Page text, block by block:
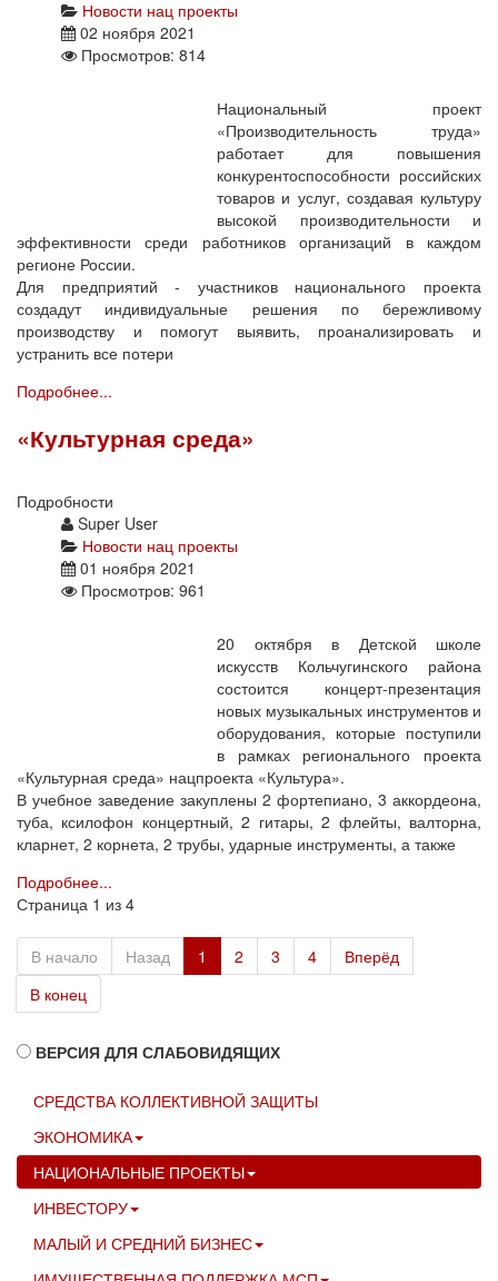
Новости нац проекты
02 ноября 2021
Просмотров: 814
Национальный проект
«Производительность труда»
работает для повышения
конкурентоспособности российских
товаров и услуг, создавая культуру
высокой производительности и
эффективности среди работников организаций в каждом
регионе России.
Для предприятий - участников национального проекта
создадут индивидуальные решения по бережливому
производству и помогут выявить, проанализировать и
устранить все потери
Подробнее...
«Культурная среда»
Подробности
Super User
Новости нац проекты
01 ноября 2021
Просмотров: 961
20 октября в Детской школе
искусств Кольчугинского района
состоится концерт-презентация
новых музыкальных инструментов и
оборудования, которые поступили
в рамках регионального проекта
«Культурная среда» нацпроекта «Культура».
В учебное заведение закуплены 2 фортепиано, 3 аккордеона,
туба, ксилофон концертный, 2 гитары, 2 флейты, валторна,
кларнет, 2 корнета, 2 трубы, ударные инструменты, а также
Подробнее...
Страница 1 из 4
В начало Назад 1 2 3 4
Вперёд
В конец
ВЕРСИЯ ДЛЯ СЛАБОВИДЯЩИХ
СРЕДСТВА КОЛЛЕКТИВНОЙ ЗАЩИТЫ
ЭКОНОМИКА
НАЦИОНАЛЬНЫЕ ПРОЕКТЫ
ИНВЕСТОРУ
МАЛЫЙ И СРЕДНИЙ БИЗНЕС